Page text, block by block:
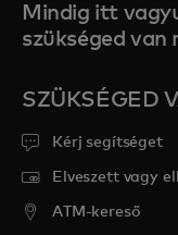
Mindig itt
szükséged van
SZÜKSÉGED
Kérj segítséget
Elveszett vagy
ATM-kereső